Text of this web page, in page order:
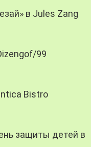
в Jules Zang
99
Bistro
защиты детей в